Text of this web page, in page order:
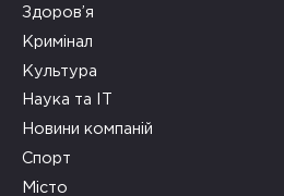
Здоров’я
Кримінал
Культура
Наука та ІТ
Новини компаній
Спорт
Місто